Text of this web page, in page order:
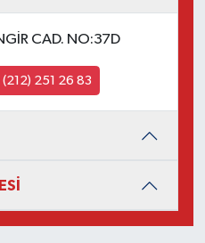
CAD. NO:37D
(212) 251 26 83